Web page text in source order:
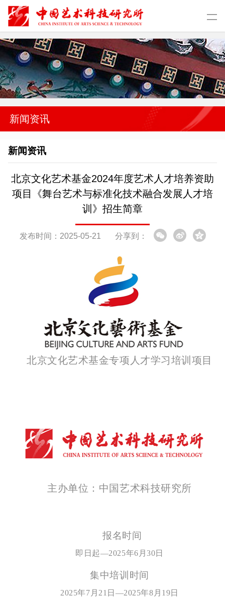
新闻资讯
新闻资讯
北京文化艺术基金2024年度艺术人才培养资助
项目《舞台艺术与标准化技术融合发展人才培
训》招生简章
发布时间：2025-05-21 分享到：
北京文化艺术基金专项人才学习培训项目
主办单位：中国艺术科技研究所
报名时间
即日起—2025年6 月30日
集中培训时间
2025年7 月 21 日—2025年8 月 19日